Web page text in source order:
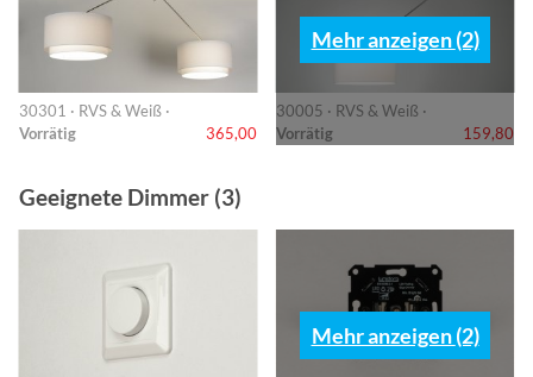
30301 · RVS & Weiß ·
Vorrätig
365,00
30005 · RVS & Weiß ·
Vorrätig
159,80
Mehr anzeigen (2)
Geeignete Dimmer (3)
Mehr anzeigen (2)